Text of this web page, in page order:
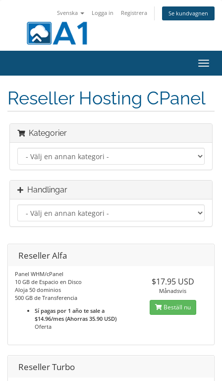
Svenska Logga in Registrera Se kundvagnen
Växla
Reseller Hosting CPanel
Kategorier
Handlingar
Reseller Alfa
Panel WHM/cPanel
10 GB de Espacio en Disco
Aloja 50 dominios
500 GB de Transferencia
Sí pagas por 1 año te sale a
$14.96/mes (Ahorras 35.90 USD)
Oferta
$17.95 USD
Månadsvis
Beställ nu
Reseller Turbo